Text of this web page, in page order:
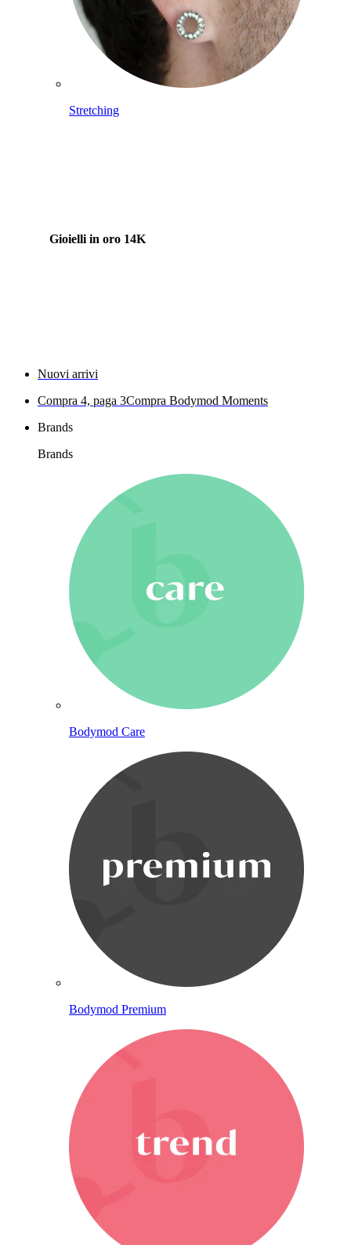
Stretching
Gioielli in oro 14K
Nuovi arrivi
Compra 4, paga 3Compra Bodymod Moments
Brands
Brands
Bodymod Care
Bodymod Premium